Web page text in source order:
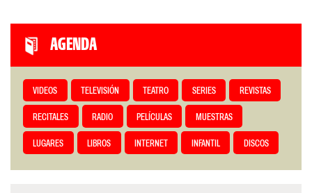
AGENDA
VIDEOS TELEVISIÓN TEATRO SERIES REVISTAS
RECITALES RADIO PELÍCULAS MUESTRAS
LUGARES LIBROS INTERNET INFANTIL DISCOS